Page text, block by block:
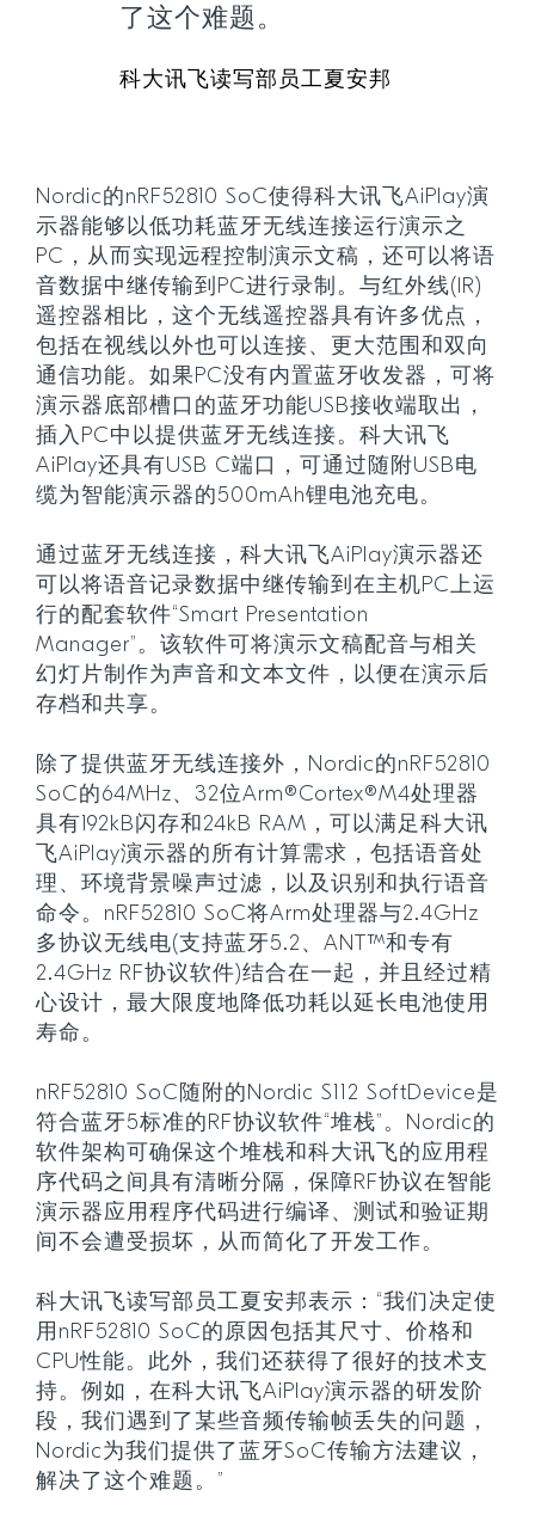
了这个难题。
科大讯飞读写部员工夏安邦
Nordic的nRF52810 SoC使得科大讯飞AiPlay演
示器能够以低功耗蓝牙无线连接运行演示之
PC，从而实现远程控制演示文稿，还可以将语
音数据中继传输到PC进行录制。与红外线(IR)
遥控器相比，这个无线遥控器具有许多优点，
包括在视线以外也可以连接、更大范围和双向
通信功能。如果PC没有内置蓝牙收发器，可将
演示器底部槽口的蓝牙功能USB接收端取出，
插入PC中以提供蓝牙无线连接。科大讯飞
AiPlay还具有USB C端口，可通过随附USB电
缆为智能演示器的500mAh锂电池充电。
通过蓝牙无线连接，科大讯飞AiPlay演示器还
可以将语音记录数据中继传输到在主机PC上运
行的配套软件“Smart Presentation
Manager”。该软件可将演示文稿配音与相关
幻灯片制作为声音和文本文件，以便在演示后
存档和共享。
除了提供蓝牙无线连接外，Nordic的nRF52810
SoC的64MHz、32位Arm®Cortex®M4处理器
具有192kB闪存和24kB RAM，可以满足科大讯
飞AiPlay演示器的所有计算需求，包括语音处
理、环境背景噪声过滤，以及识别和执行语音
命令。nRF52810 SoC将Arm处理器与2.4GHz
多协议无线电(支持蓝牙5.2、ANT™和专有
2.4GHz RF协议软件)结合在一起，并且经过精
心设计，最大限度地降低功耗以延长电池使用
寿命。
nRF52810 SoC随附的Nordic S112 SoftDevice是
符合蓝牙5标准的RF协议软件“堆栈”。Nordic的
软件架构可确保这个堆栈和科大讯飞的应用程
序代码之间具有清晰分隔，保障RF协议在智能
演示器应用程序代码进行编译、测试和验证期
间不会遭受损坏，从而简化了开发工作。
科大讯飞读写部员工夏安邦表示：“我们决定使
用nRF52810 SoC的原因包括其尺寸、价格和
CPU性能。此外，我们还获得了很好的技术支
持。例如，在科大讯飞AiPlay演示器的研发阶
段，我们遇到了某些音频传输帧丢失的问题，
Nordic为我们提供了蓝牙SoC传输方法建议，
解决了这个难题。”